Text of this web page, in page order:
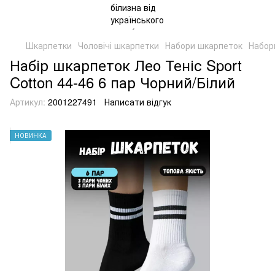
Шкарпетки Чоловічі шкарпетки Набори шкарпеток
Набір шкарпеток Лео Теніс Sport
Cotton 44-46 6 пар Чорний/Білий
Артикул: 2001227491 Написати відгук
НОВИНКА